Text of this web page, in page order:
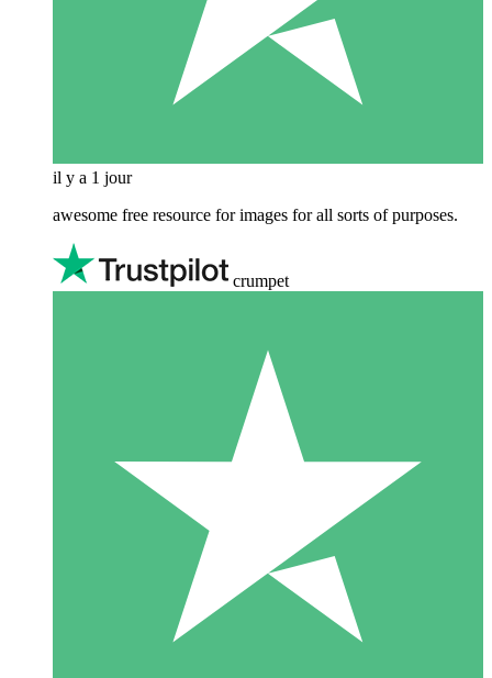
il y a 1 jour
awesome free resource for images for all sorts of purposes.
crumpet